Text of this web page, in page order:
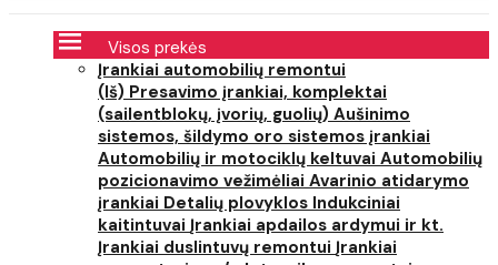
Visos prekės
Įrankiai automobilių remontui
(Iš) Presavimo įrankiai, komplektai
(sailentblokų, įvorių, guolių) Aušinimo
sistemos, šildymo oro sistemos įrankiai
Automobilių ir motociklų keltuvai Automobilių
pozicionavimo vežimėliai Avarinio atidarymo
įrankiai Detalių plovyklos Indukciniai
kaitintuvai Įrankiai apdailos ardymui ir kt.
Įrankiai duslintuvų remontui Įrankiai